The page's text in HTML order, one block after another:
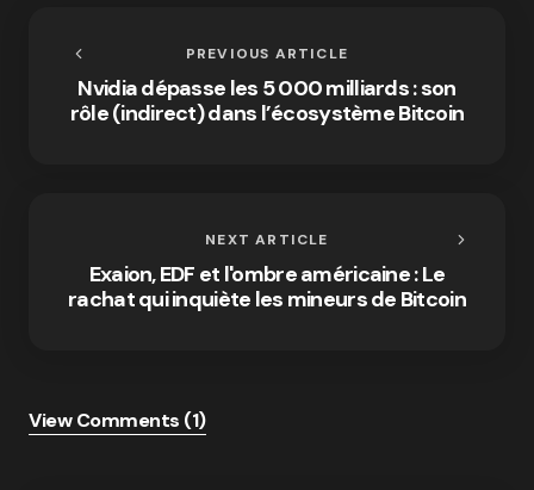
PREVIOUS ARTICLE
Nvidia dépasse les 5 000 milliards : son
rôle (indirect) dans l’écosystème Bitcoin
NEXT ARTICLE
Exaion, EDF et l'ombre américaine : Le
rachat qui inquiète les mineurs de Bitcoin
View Comments (1)